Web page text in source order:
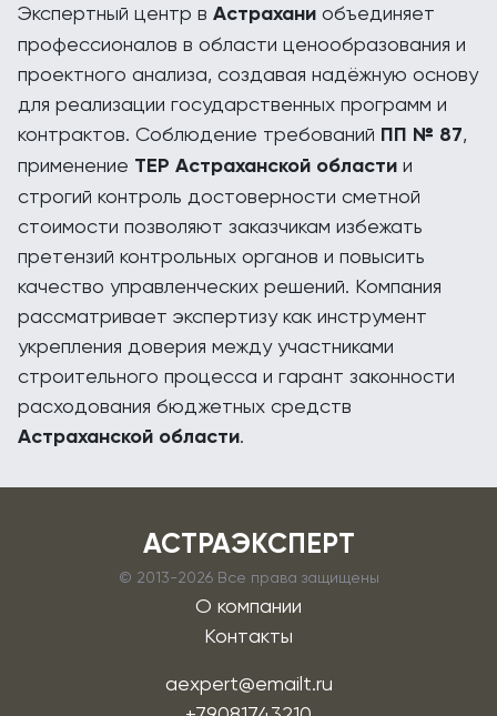
Экспертный центр в Астрахани объединяет
профессионалов в области ценообразования и
проектного анализа, создавая надёжную основу
для реализации государственных программ и
контрактов. Соблюдение требований ПП № 87,
применение ТЕР Астраханской области и
строгий контроль достоверности сметной
стоимости позволяют заказчикам избежать
претензий контрольных органов и повысить
качество управленческих решений. Компания
рассматривает экспертизу как инструмент
укрепления доверия между участниками
строительного процесса и гарант законности
расходования бюджетных средств
Астраханской области.
АСТРАЭКСПЕРТ
© 2013-2026 Все права защищены
О компании
Контакты
aexpert@emailt.ru